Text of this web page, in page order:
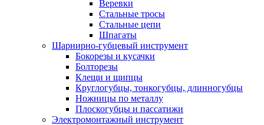
Веревки
Стальные тросы
Стальные цепи
Шпагаты
Шарнирно-губцевый инструмент
Бокорезы и кусачки
Болторезы
Клещи и щипцы
Круглогубцы, тонкогубцы, длинногубцы
Ножницы по металлу
Плоскогубцы и пассатижи
Электромонтажный инструмент